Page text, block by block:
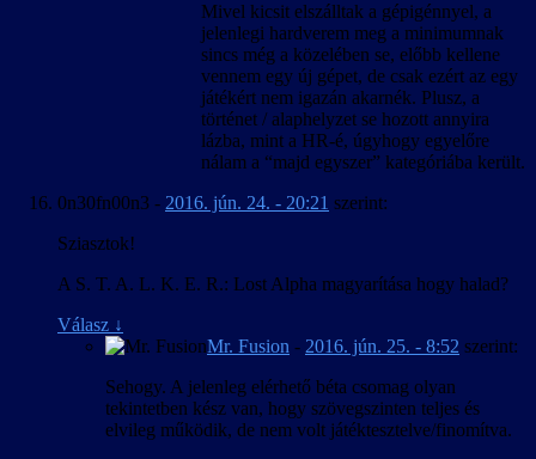
Mivel kicsit elszálltak a gépigénnyel, a
jelenlegi hardverem meg a minimumnak
sincs még a közelében se, előbb kellene
vennem egy új gépet, de csak ezért az egy
játékért nem igazán akarnék. Plusz, a
történet / alaphelyzet se hozott annyira
lázba, mint a HR-é, úgyhogy egyelőre
nálam a “majd egyszer” kategóriába került.
0n30fn00n3 - 2016. jún. 24. - 20:21 szerint:
Sziasztok!
A S. T. A. L. K. E. R.: Lost Alpha magyarítása hogy halad?
Válasz ↓
Mr. Fusion - 2016. jún. 25. - 8:52 szerint:
Sehogy. A jelenleg elérhető béta csomag olyan
tekintetben kész van, hogy szövegszinten teljes és
elvileg működik, de nem volt játéktesztelve/finomítva.